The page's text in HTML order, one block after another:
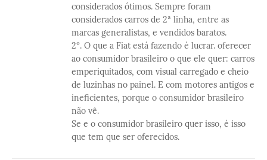
considerados ótimos. Sempre foram
considerados carros de 2ª linha, entre as
marcas generalistas, e vendidos baratos.
2º. O que a Fiat está fazendo é lucrar. oferecer
ao consumidor brasileiro o que ele quer: carros
emperiquitados, com visual carregado e cheio
de luzinhas no painel. E com motores antigos e
ineficientes, porque o consumidor brasileiro
não vê.
Se e o consumidor brasileiro quer isso, é isso
que tem que ser oferecidos.